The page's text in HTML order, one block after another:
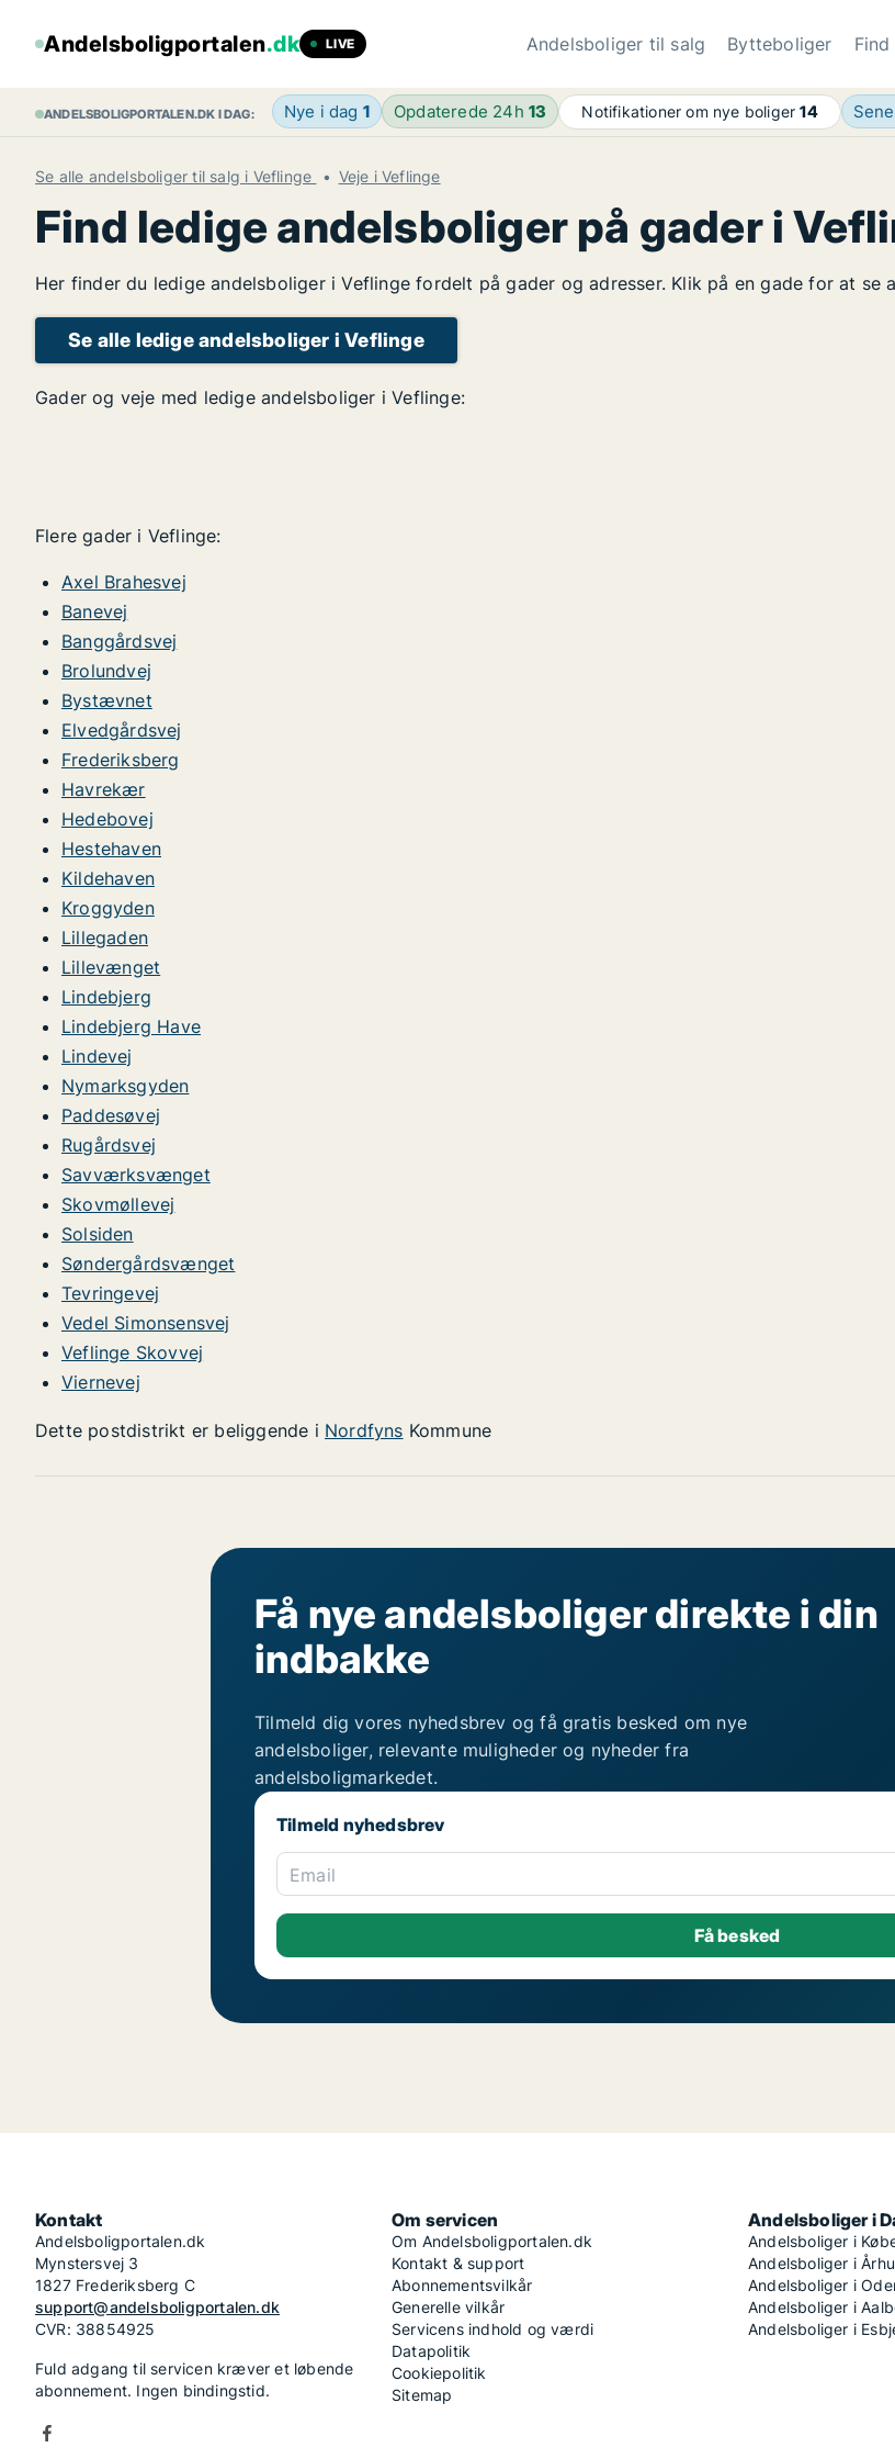
Andelsboligportalen.dk LIVE Andelsboliger til salg Bytteboliger
ANDELSBOLIGPORTALEN.DK I DAG: Nye i dag 1 Opdaterede 24h13 Notifikationer om nye boliger14
Se alle andelsboliger til salg i Veflinge Veje i Veflinge
Find ledige andelsboliger på gader i
Her finder du ledige andelsboliger i Veflinge fordelt på gader og adresser. Klik på en gade for at
Se alle ledige andelsboliger i Veflinge
Gader og veje med ledige andelsboliger i Veflinge:
Flere gader i Veflinge:
Axel Brahesvej
Banevej
Banggårdsvej
Brolundvej
Bystævnet
Elvedgårdsvej
Frederiksberg
Havrekær
Hedebovej
Hestehaven
Kildehaven
Kroggyden
Lillegaden
Lillevænget
Lindebjerg
Lindebjerg Have
Lindevej
Nymarksgyden
Paddesøvej
Rugårdsvej
Savværksvænget
Skovmøllevej
Solsiden
Søndergårdsvænget
Tevringevej
Vedel Simonsensvej
Veflinge Skovvej
Viernevej
Dette postdistrikt er beliggende i Nordfyns Kommune
Få nye andelsboliger direkte i din
indbakke
Tilmeld dig vores nyhedsbrev og få gratis besked om nye
andelsboliger, relevante muligheder og nyheder fra
andelsboligmarkedet.
Tilmeld nyhedsbrev
Email
Kontakt
Andelsboligportalen.dk
Mynstersvej 3
1827 Frederiksberg C
support@andelsboligportalen.dk
CVR: 38854925
Fuld adgang til servicen kræver et løbende
abonnement. Ingen bindingstid.
Om servicen
Om Andelsboligportalen.dk
Kontakt & support
Abonnementsvilkår
Generelle vilkår
Servicens indhold og værdi
Datapolitik
Cookiepolitik
Sitemap
Andelsboliger i
Andelsboliger i
Andelsboliger i
Andelsboliger i
Andelsboliger i
Andelsboliger i